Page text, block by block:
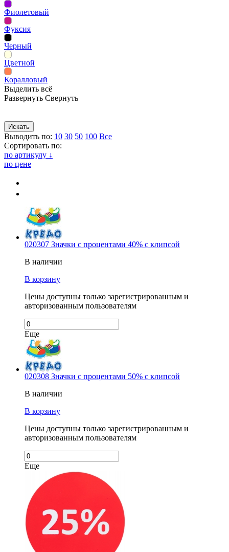
Фиолетовый
Фуксия
Черный
Цветной
Коралловый
Выделить всё
Развернуть Свернуть
Выводить по: 10 30 50 100 Все
Сортировать по:
по артикулу ↓
по цене
020307 Значки с процентами 40% с клипсой
В наличии
В корзину
Цены доступны только зарегистрированным и
авторизованным пользователям
Еще
020308 Значки с процентами 50% с клипсой
В наличии
В корзину
Цены доступны только зарегистрированным и
авторизованным пользователям
Еще